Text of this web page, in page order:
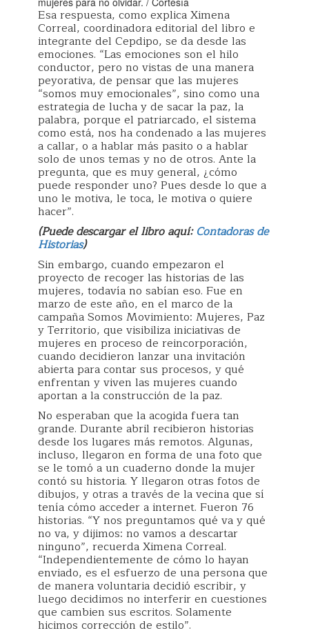
Esa respuesta, como explica Ximena
Correal, coordinadora editorial del libro e
integrante del Cepdipo, se da desde las
emociones. “Las emociones son el hilo
conductor, pero no vistas de una manera
peyorativa, de pensar que las mujeres
“somos muy emocionales”, sino como una
estrategia de lucha y de sacar la paz, la
palabra, porque el patriarcado, el sistema
como está, nos ha condenado a las mujeres
a callar, o a hablar más pasito o a hablar
solo de unos temas y no de otros. Ante la
pregunta, que es muy general, ¿cómo
puede responder uno? Pues desde lo que a
uno le motiva, le toca, le motiva o quiere
hacer”.
(Puede descargar el libro aquí:Contadoras de
Historias)
Sin embargo, cuando empezaron el
proyecto de recoger las historias de las
mujeres, todavía no sabían eso. Fue en
marzo de este año, en el marco de la
campaña Somos Movimiento: Mujeres, Paz
y Territorio, que visibiliza iniciativas de
mujeres en proceso de reincorporación,
cuando decidieron lanzar una invitación
abierta para contar sus procesos, y qué
enfrentan y viven las mujeres cuando
aportan a la construcción de la paz.
No esperaban que la acogida fuera tan
grande. Durante abril recibieron historias
desde los lugares más remotos. Algunas,
incluso, llegaron en forma de una foto que
se le tomó a un cuaderno donde la mujer
contó su historia. Y llegaron otras fotos de
dibujos, y otras a través de la vecina que sí
tenía cómo acceder a internet. Fueron 76
historias. “Y nos preguntamos qué va y qué
no va, y dijimos: no vamos a descartar
ninguno”, recuerda Ximena Correal.
“Independientemente de cómo lo hayan
enviado, es el esfuerzo de una persona que
de manera voluntaria decidió escribir, y
luego decidimos no interferir en cuestiones
que cambien sus escritos. Solamente
hicimos corrección de estilo”.